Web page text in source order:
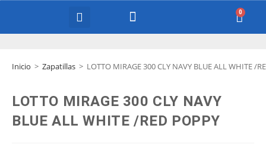
Inicio > Zapatillas > LOTTO MIRAGE 300 CLY NAVY BLUE ALL WHITE /
LOTTO MIRAGE 300 CLY NAVY
BLUE ALL WHITE /RED POPPY